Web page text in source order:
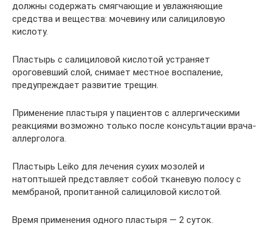
должны содержать смягчающие и увлажняющие
средства и вещества: мочевину или салициловую
кислоту.
Пластырь с салициловой кислотой устраняет
ороговевший слой, снимает местное воспаление,
предупреждает развитие трещин.
Применение пластыря у пациентов с аллергическими
реакциями возможно только после консультации врача-
аллерголога.
Пластырь Leiko для лечения сухих мозолей и
натоптышей представляет собой тканевую полосу с
мембраной, пропитанной салициловой кислотой.
Время применения одного пластыря — 2 суток.